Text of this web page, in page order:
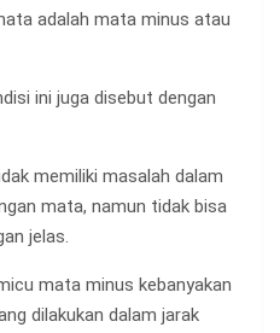
adalah mata minus atau
ini juga disebut dengan
memiliki masalah dalam
mata, namun tidak bisa
jelas.
mata minus kebanyakan
dilakukan dalam jarak